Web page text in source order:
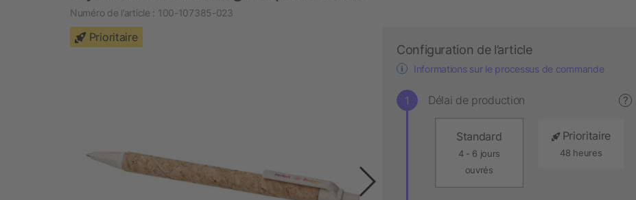
Numéro de l’article : 100-107385-023
Prioritaire
Configuration de l’article
Informations sur le processus de commande
Délai de production ?
Standard
4 - 6 jours
ouvrés
Prioritaire
48 heures